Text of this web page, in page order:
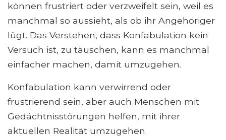
können frustriert oder verzweifelt sein, weil es
manchmal so aussieht, als ob ihr Angehöriger
lügt. Das Verstehen, dass Konfabulation kein
Versuch ist, zu täuschen, kann es manchmal
einfacher machen, damit umzugehen.
Konfabulation kann verwirrend oder
frustrierend sein, aber auch Menschen mit
Gedächtnisstörungen helfen, mit ihrer
aktuellen Realität umzugehen.